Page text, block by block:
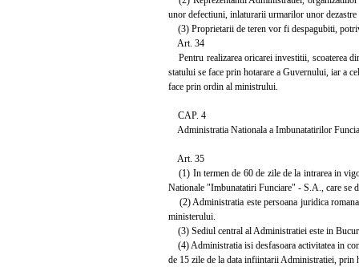
unor defectiuni, inlaturarii urmarilor unor
(3) Proprietarii de teren vor fi despagubiti,
Art. 34
Pentru realizarea oricarei investitii, scoaterea
statului se face prin hotarare a Guvernului, iar a
face prin ordin al ministrului.
CAP. 4
Administratia Nationala a Imbunatatirilor
Art. 35
(1) In termen de 60 de zile de la intrarea in
Nationale "Imbunatatiri Funciare" - S.A., care se
(2) Administratia este persoana juridica
ministerului.
(3) Sediul central al Administratiei este in
(4) Administratia isi desfasoara activitatea in
de 15 zile de la data infiintarii Administratiei, prin